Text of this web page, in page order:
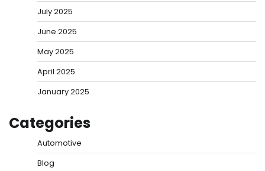
July 2025
June 2025
May 2025
April 2025
January 2025
Categories
Automotive
Blog